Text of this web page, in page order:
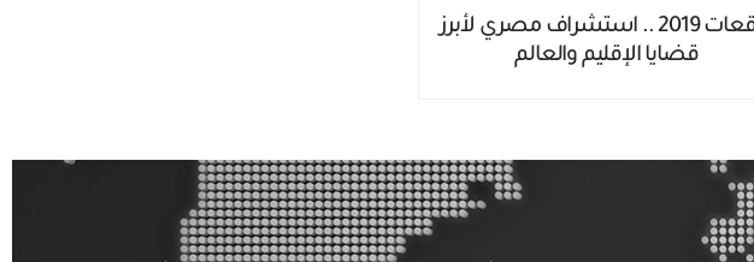
توقعات 2019 .. استشراف مصري لأبرز
قضايا الإقليم والعالم